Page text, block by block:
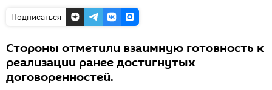
Подписаться
Стороны отметили взаимную готовность к
реализации ранее достигнутых
договоренностей.